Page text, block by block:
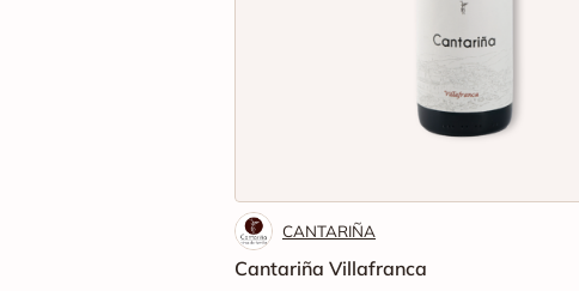
CANTARIÑA
Cantariña Villafranca